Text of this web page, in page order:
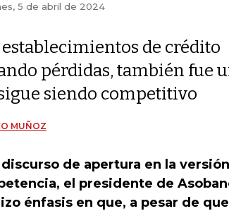
5 de abril de 2024
establecimientos de crédito
pérdidas, también fue
siendo competitivo
MUÑOZ
de apertura en la
el presidente de
énfasis en que, a pesar de